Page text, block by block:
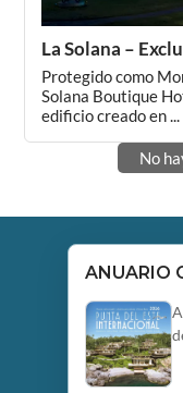
La Solana –
Protegido como
Solana Boutique
edificio creado en ...
No
ANUARIO